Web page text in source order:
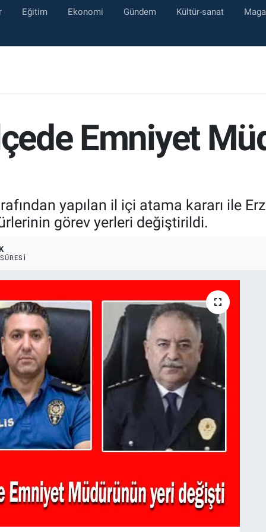
Eğitim Ekonomi Gündem Kültür-sanat
Emniyet
yapılan il içi atama kararı ile
görev yerleri değiştirildi.